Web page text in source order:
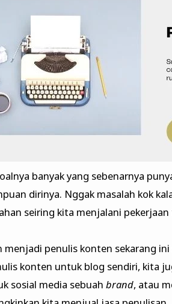
banyak yang sebenarnya
dirinya. Nggak masalah kok
seiring kita menjalani
menjadi penulis konten sekarang
konten untuk blog sendiri, kita
sosial media sebuah brand, atau